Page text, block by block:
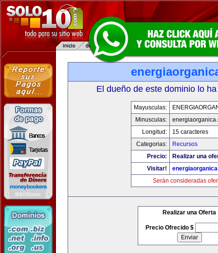
El dueño de este dominio lo
Mayusculas:
Minusculas:
Longitud:
15 caracteres
Categorias:
Recursos
Precio:
Realizar una
Visitar!
Serán consideradas
Realizar una Oferta
Precio Ofrecido $